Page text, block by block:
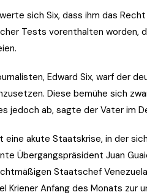
sich Six, dass ihm das
Tests vorenthalten worden,
Edward Six, warf der
Diese bemühe sich
jedoch ab, sagte der Vater im
eine akute Staatskrise, in der
Übergangspräsident Juan
Staatschef
Kriener Anfang des Monats zur